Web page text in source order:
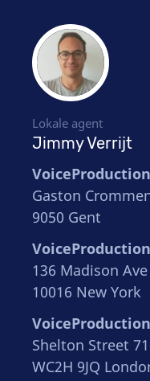
Lokale agent
Jimmy Verrijt
Gaston
9050 Gent
136 Madison
10016 New York
Shelton Street
WC2H 9JQ